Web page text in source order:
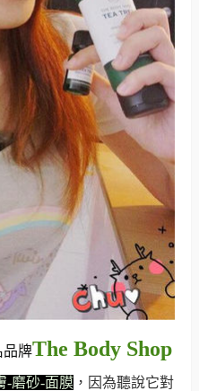
品牌The Body Shop
-磨砂-面膜 ，因為聽說它對